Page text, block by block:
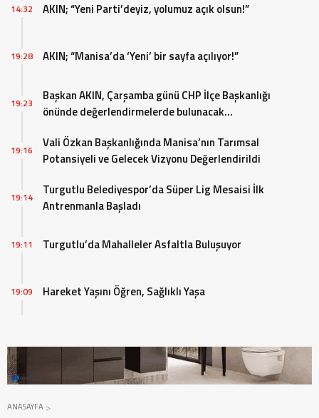
AKIN; “Yeni Parti’deyiz, yolumuz açık olsun!”
14:32
AKIN; “Manisa’da ‘Yeni’ bir sayfa açılıyor!”
19:28
Başkan AKIN, Çarşamba günü CHP İlçe Başkanlığı
önünde değerlendirmelerde bulunacak…
19:23
Vali Özkan Başkanlığında Manisa’nın Tarımsal
Potansiyeli ve Gelecek Vizyonu Değerlendirildi
19:16
Turgutlu Belediyespor’da Süper Lig Mesaisi İlk
Antrenmanla Başladı
19:14
Turgutlu’da Mahalleler Asfaltla Buluşuyor
19:11
Hareket Yaşını Öğren, Sağlıklı Yaşa
19:09
ANASAYFA